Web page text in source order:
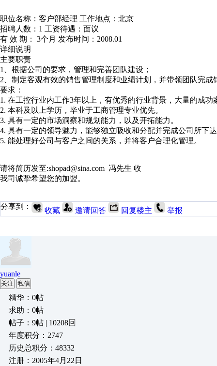
职位名称：客户部经理 工作地点：北京
招聘人数：1 工资待遇：面议
有 效 期： 3个月 发布时间：2008.01
详细说明
主要职责
1、根据公司的要求，管理和完善团队建设；
2、制定客观有效的销售管理制度和业绩计划，并带领团队完
要求：
1. 在工控行业内工作3年以上，有优秀的行业背景，大量的成功
2. 本科及以上学历，毕业于工商管理专业优先。
3. 具有一定的市场洞察和规划能力，以及开拓能力。
4. 具有一定的领导魅力，能够独立吸收和分配并完成公司所下
5. 能处理好公司与客户之间的关系，并将客户合理化管理。
请将简历发至:shopad@sina.com 冯先生 收
我司诚挚希望您的加盟。
分享到： 收藏 邀请回答 回复楼主 举报
yuanle
关注 私信
精华：0帖
求助：0帖
帖子：9帖 | 10208回
年度积分：2747
历史总积分：48332
注册：2005年4月22日